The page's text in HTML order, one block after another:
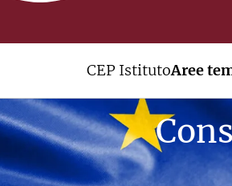
CEP IstitutoAree